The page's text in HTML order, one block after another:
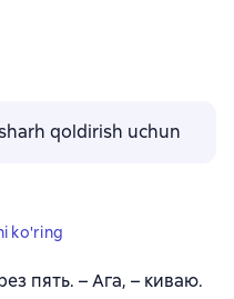
qoldirish uchun
ko'ring
пять. – Ага, – киваю.